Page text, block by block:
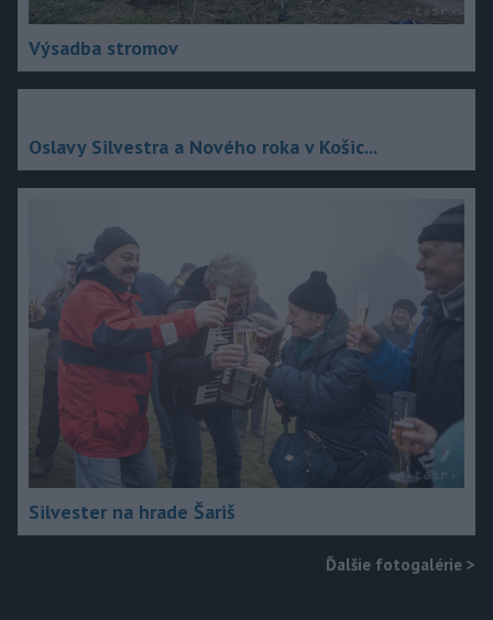
Výsadba stromov
Oslavy Silvestra a Nového roka v Košic...
Silvester na hrade Šariš
Ďalšie fotogalérie >